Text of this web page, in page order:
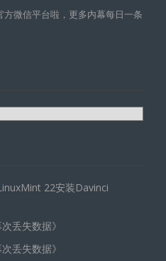
方微信平台啦，更多内幕每日一条
22安装Davinci
丢失数据》
丢失数据》